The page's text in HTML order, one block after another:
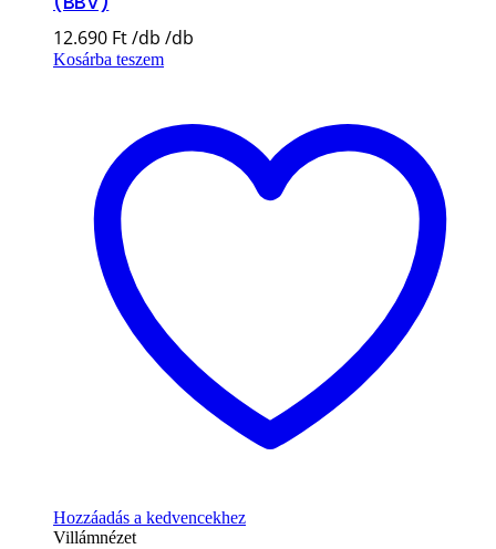
12.690 Ft
Kosárba teszem
Hozzáadás a kedvencekhez
Villámnézet